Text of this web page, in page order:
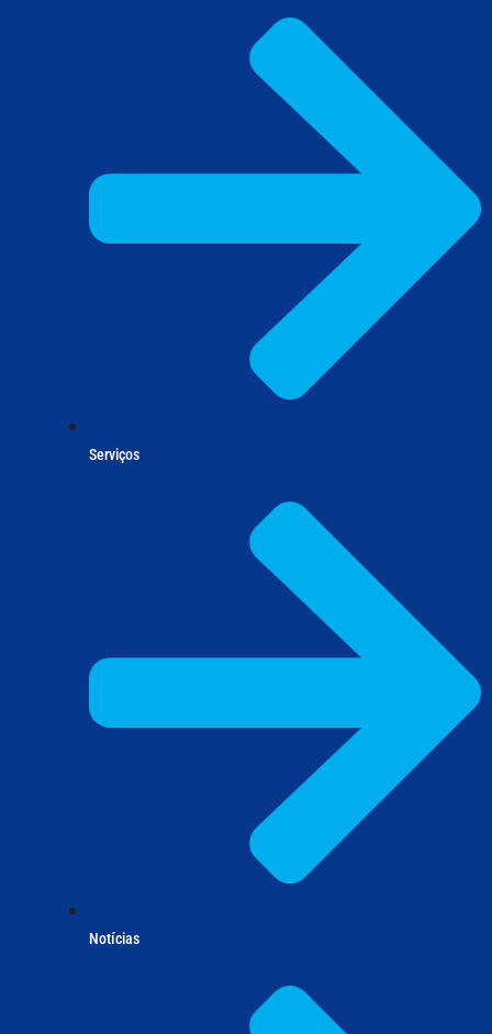
Serviços
Notícias